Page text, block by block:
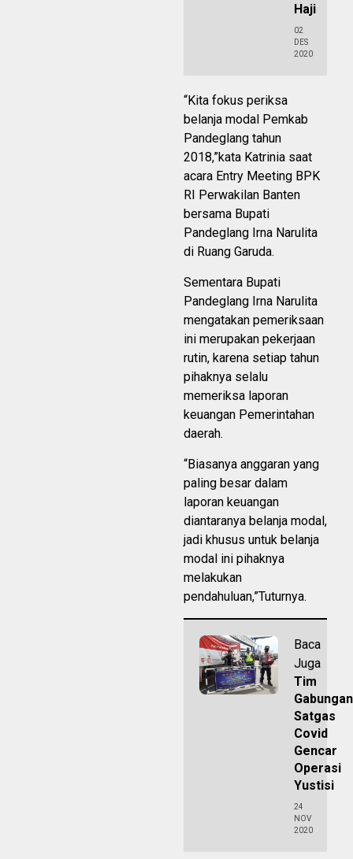
Haji
02
DES
2020
“Kita fokus periksa
belanja modal Pemkab
Pandeglang tahun
2018,”kata Katrinia saat
acara Entry Meeting BPK
RI Perwakilan Banten
bersama Bupati
Pandeglang Irna Narulita
di Ruang Garuda.
Sementara Bupati
Pandeglang Irna Narulita
mengatakan pemeriksaan
ini merupakan pekerjaan
rutin, karena setiap tahun
pihaknya selalu
memeriksa laporan
keuangan Pemerintahan
daerah.
“Biasanya anggaran yang
paling besar dalam
laporan keuangan
diantaranya belanja modal,
jadi khusus untuk belanja
modal ini pihaknya
melakukan
pendahuluan,”Tuturnya.
Baca
Juga
Tim
Gabungan
Satgas
Covid
Gencar
Operasi
Yustisi
24
NOV
2020